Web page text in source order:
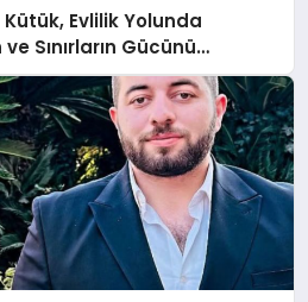
Kütük, Evlilik Yolunda
Sınırların Gücünü